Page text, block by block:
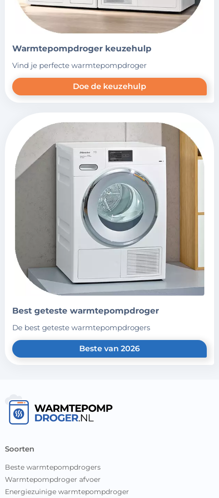
warmtepompdroger keuzehulp
vind je perfecte warmtepompdroger
Doe de keuzehulp
best geteste warmtepompdroger
de best geteste warmtepompdrogers
Beste van 2026
soorten
Beste warmtepompdrogers
Warmtepompdroger afvoer
Energiezuinige warmtepompdroger